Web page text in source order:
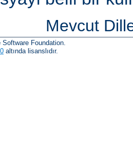
Mevcut
Foundation.
altında lisanslıdır.